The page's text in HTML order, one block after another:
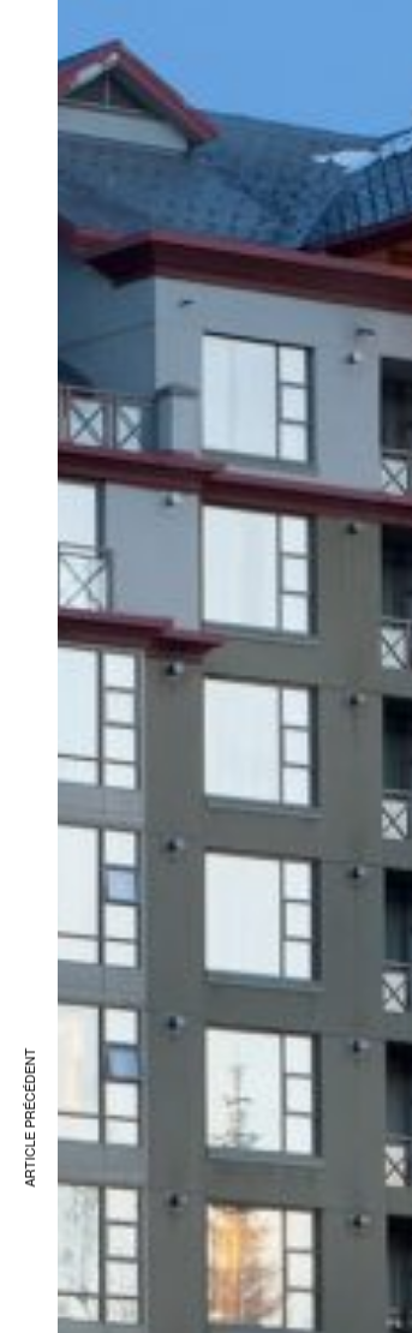
ARTICLE PRÉCÉDENT